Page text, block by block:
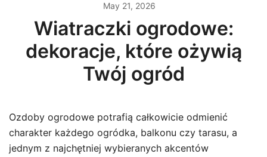
May 21, 2026
Wiatraczki ogrodowe:
dekoracje, które ożywią
Twój ogród
Ozdoby ogrodowe potrafią całkowicie odmienić
charakter każdego ogródka, balkonu czy tarasu, a
jednym z najchętniej wybieranych akcentów